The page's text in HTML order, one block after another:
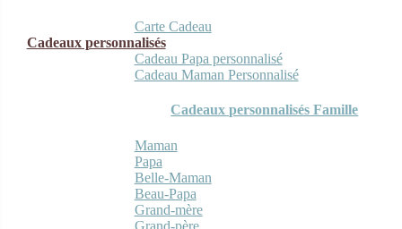
Carte Cadeau
Cadeaux personnalisés
Cadeau Papa personnalisé
Cadeau Maman Personnalisé
Cadeaux personnalisés Famille
Maman
Papa
Belle-Maman
Beau-Papa
Grand-mère
Grand-père